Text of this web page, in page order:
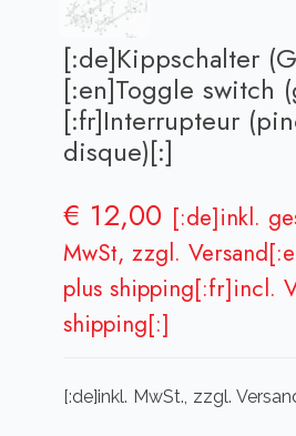
[:de]Kippschalter
[:en]Toggle switch
[:fr]Interrupteur
disque)[:]
€ 12,00 [:de]inkl.
MwSt, zzgl.
plus shipping[:fr]incl.
shipping[:]
[:de]inkl. MwSt., zzgl.